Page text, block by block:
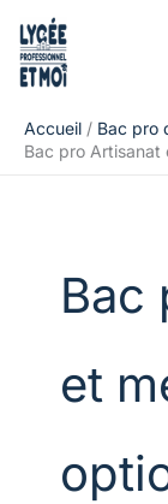
contenu
Accueil
Bac pro
Bac pro Artisanat
Bac
et
Rechercher